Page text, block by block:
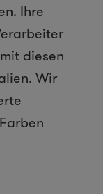
Ihre
diesen
Wir